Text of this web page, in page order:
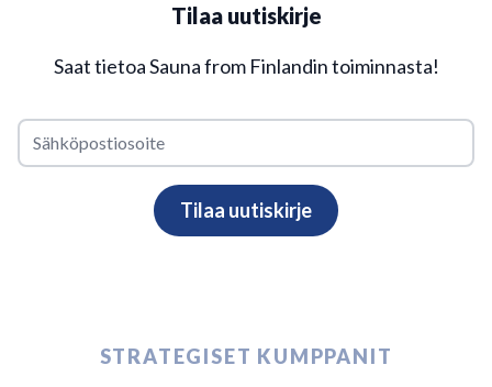
Tilaa uutiskirje
Saat tietoa Sauna from Finlandin toiminnasta!
STRATEGISET KUMPPANIT